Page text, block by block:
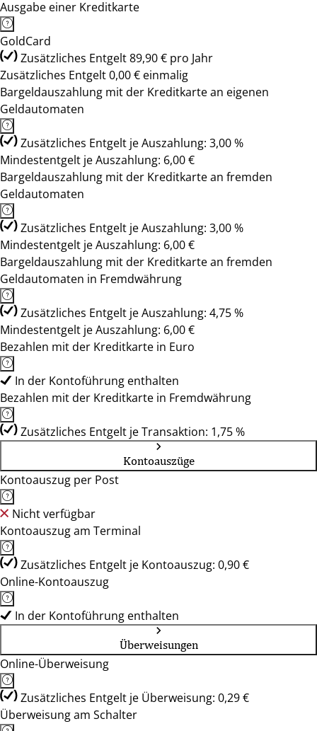
Ausgabe einer Kreditkarte
GoldCard
Zusätzliches Entgelt 89,90 € pro Jahr
Zusätzliches Entgelt 0,00 € einmalig
Bargeldauszahlung mit der Kreditkarte an eigenen
Geldautomaten
Zusätzliches Entgelt je Auszahlung: 3,00 %
Mindestentgelt je Auszahlung: 6,00 €
Bargeldauszahlung mit der Kreditkarte an fremden
Geldautomaten
Zusätzliches Entgelt je Auszahlung: 3,00 %
Mindestentgelt je Auszahlung: 6,00 €
Bargeldauszahlung mit der Kreditkarte an fremden
Geldautomaten in Fremdwährung
Zusätzliches Entgelt je Auszahlung: 4,75 %
Mindestentgelt je Auszahlung: 6,00 €
Bezahlen mit der Kreditkarte in Euro
In der Kontoführung enthalten
Bezahlen mit der Kreditkarte in Fremdwährung
Zusätzliches Entgelt je Transaktion: 1,75 %
Kontoauszüge
Kontoauszug per Post
Nicht verfügbar
Kontoauszug am Terminal
Zusätzliches Entgelt je Kontoauszug: 0,90 €
Online-Kontoauszug
In der Kontoführung enthalten
Überweisungen
Online-Überweisung
Zusätzliches Entgelt je Überweisung: 0,29 €
Überweisung am Schalter